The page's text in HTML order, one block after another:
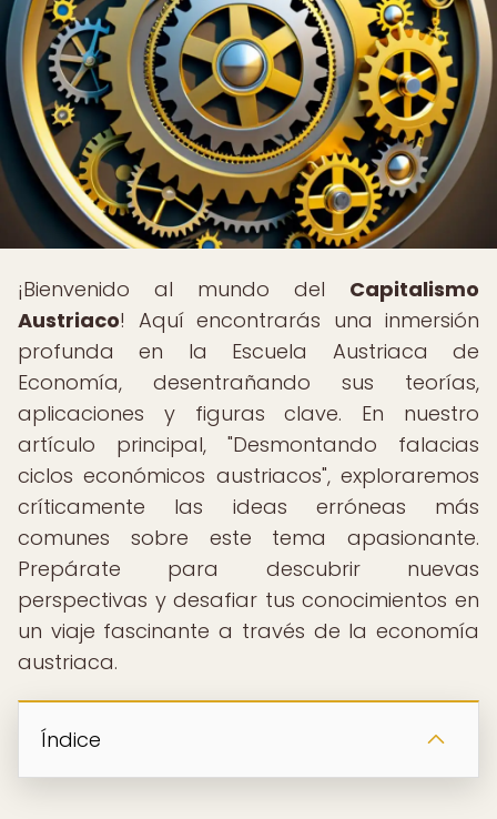
¡Bienvenido al mundo del Capitalismo
Austriaco! Aquí encontrarás una inmersión
profunda en la Escuela Austriaca de
Economía, desentrañando sus teorías,
aplicaciones y figuras clave. En nuestro
artículo principal, "Desmontando falacias
ciclos económicos austriacos", exploraremos
críticamente las ideas erróneas más
comunes sobre este tema apasionante.
Prepárate para descubrir nuevas
perspectivas y desafiar tus conocimientos en
un viaje fascinante a través de la economía
austriaca.
Índice